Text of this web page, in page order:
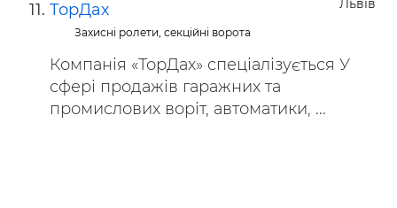
Львів
ТорДах
Захисні ролети, секційні ворота
Компанія «ТорДах» спеціалізується У
сфері продажів гаражних та
промислових воріт, автоматики, ...